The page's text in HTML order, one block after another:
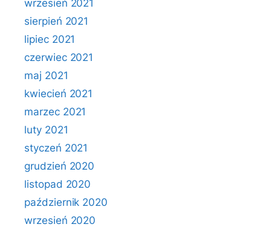
wrzesień 2021
sierpień 2021
lipiec 2021
czerwiec 2021
maj 2021
kwiecień 2021
marzec 2021
luty 2021
styczeń 2021
grudzień 2020
listopad 2020
październik 2020
wrzesień 2020